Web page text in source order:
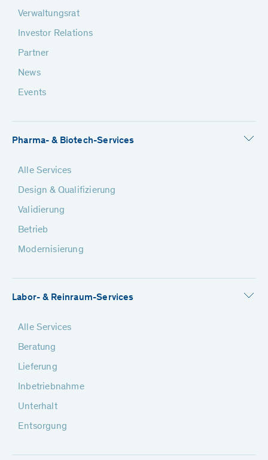
Verwaltungsrat
Investor Relations
Partner
News
Events
Pharma- & Biotech-Services
Alle Services
Design & Qualifizierung
Validierung
Betrieb
Modernisierung
Labor- & Reinraum-Services
Alle Services
Beratung
Lieferung
Inbetriebnahme
Unterhalt
Entsorgung